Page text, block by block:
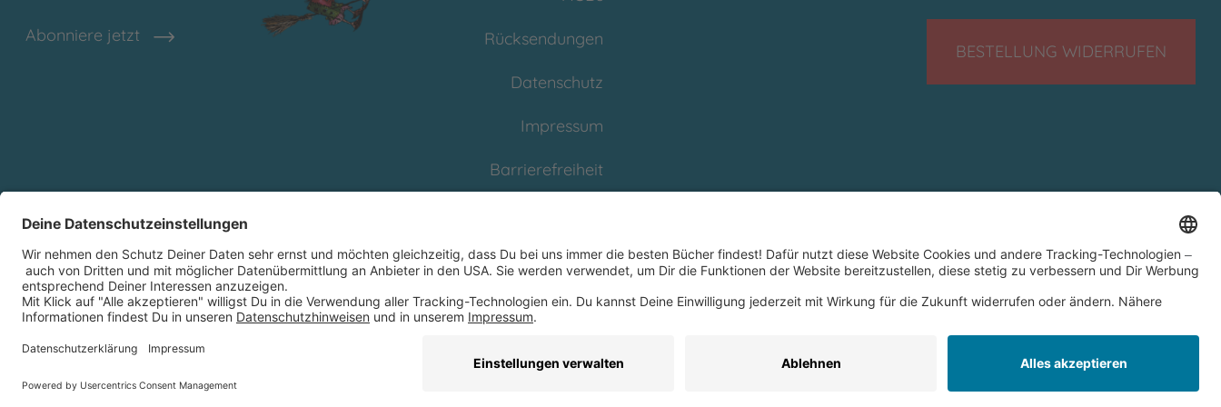
Abonniere jetzt Rücksendungen
Datenschutz
Impressum
Barrierefreiheit
Partnerprogramm
(Affiliate)
BESTELLUNG WIDERRUFEN